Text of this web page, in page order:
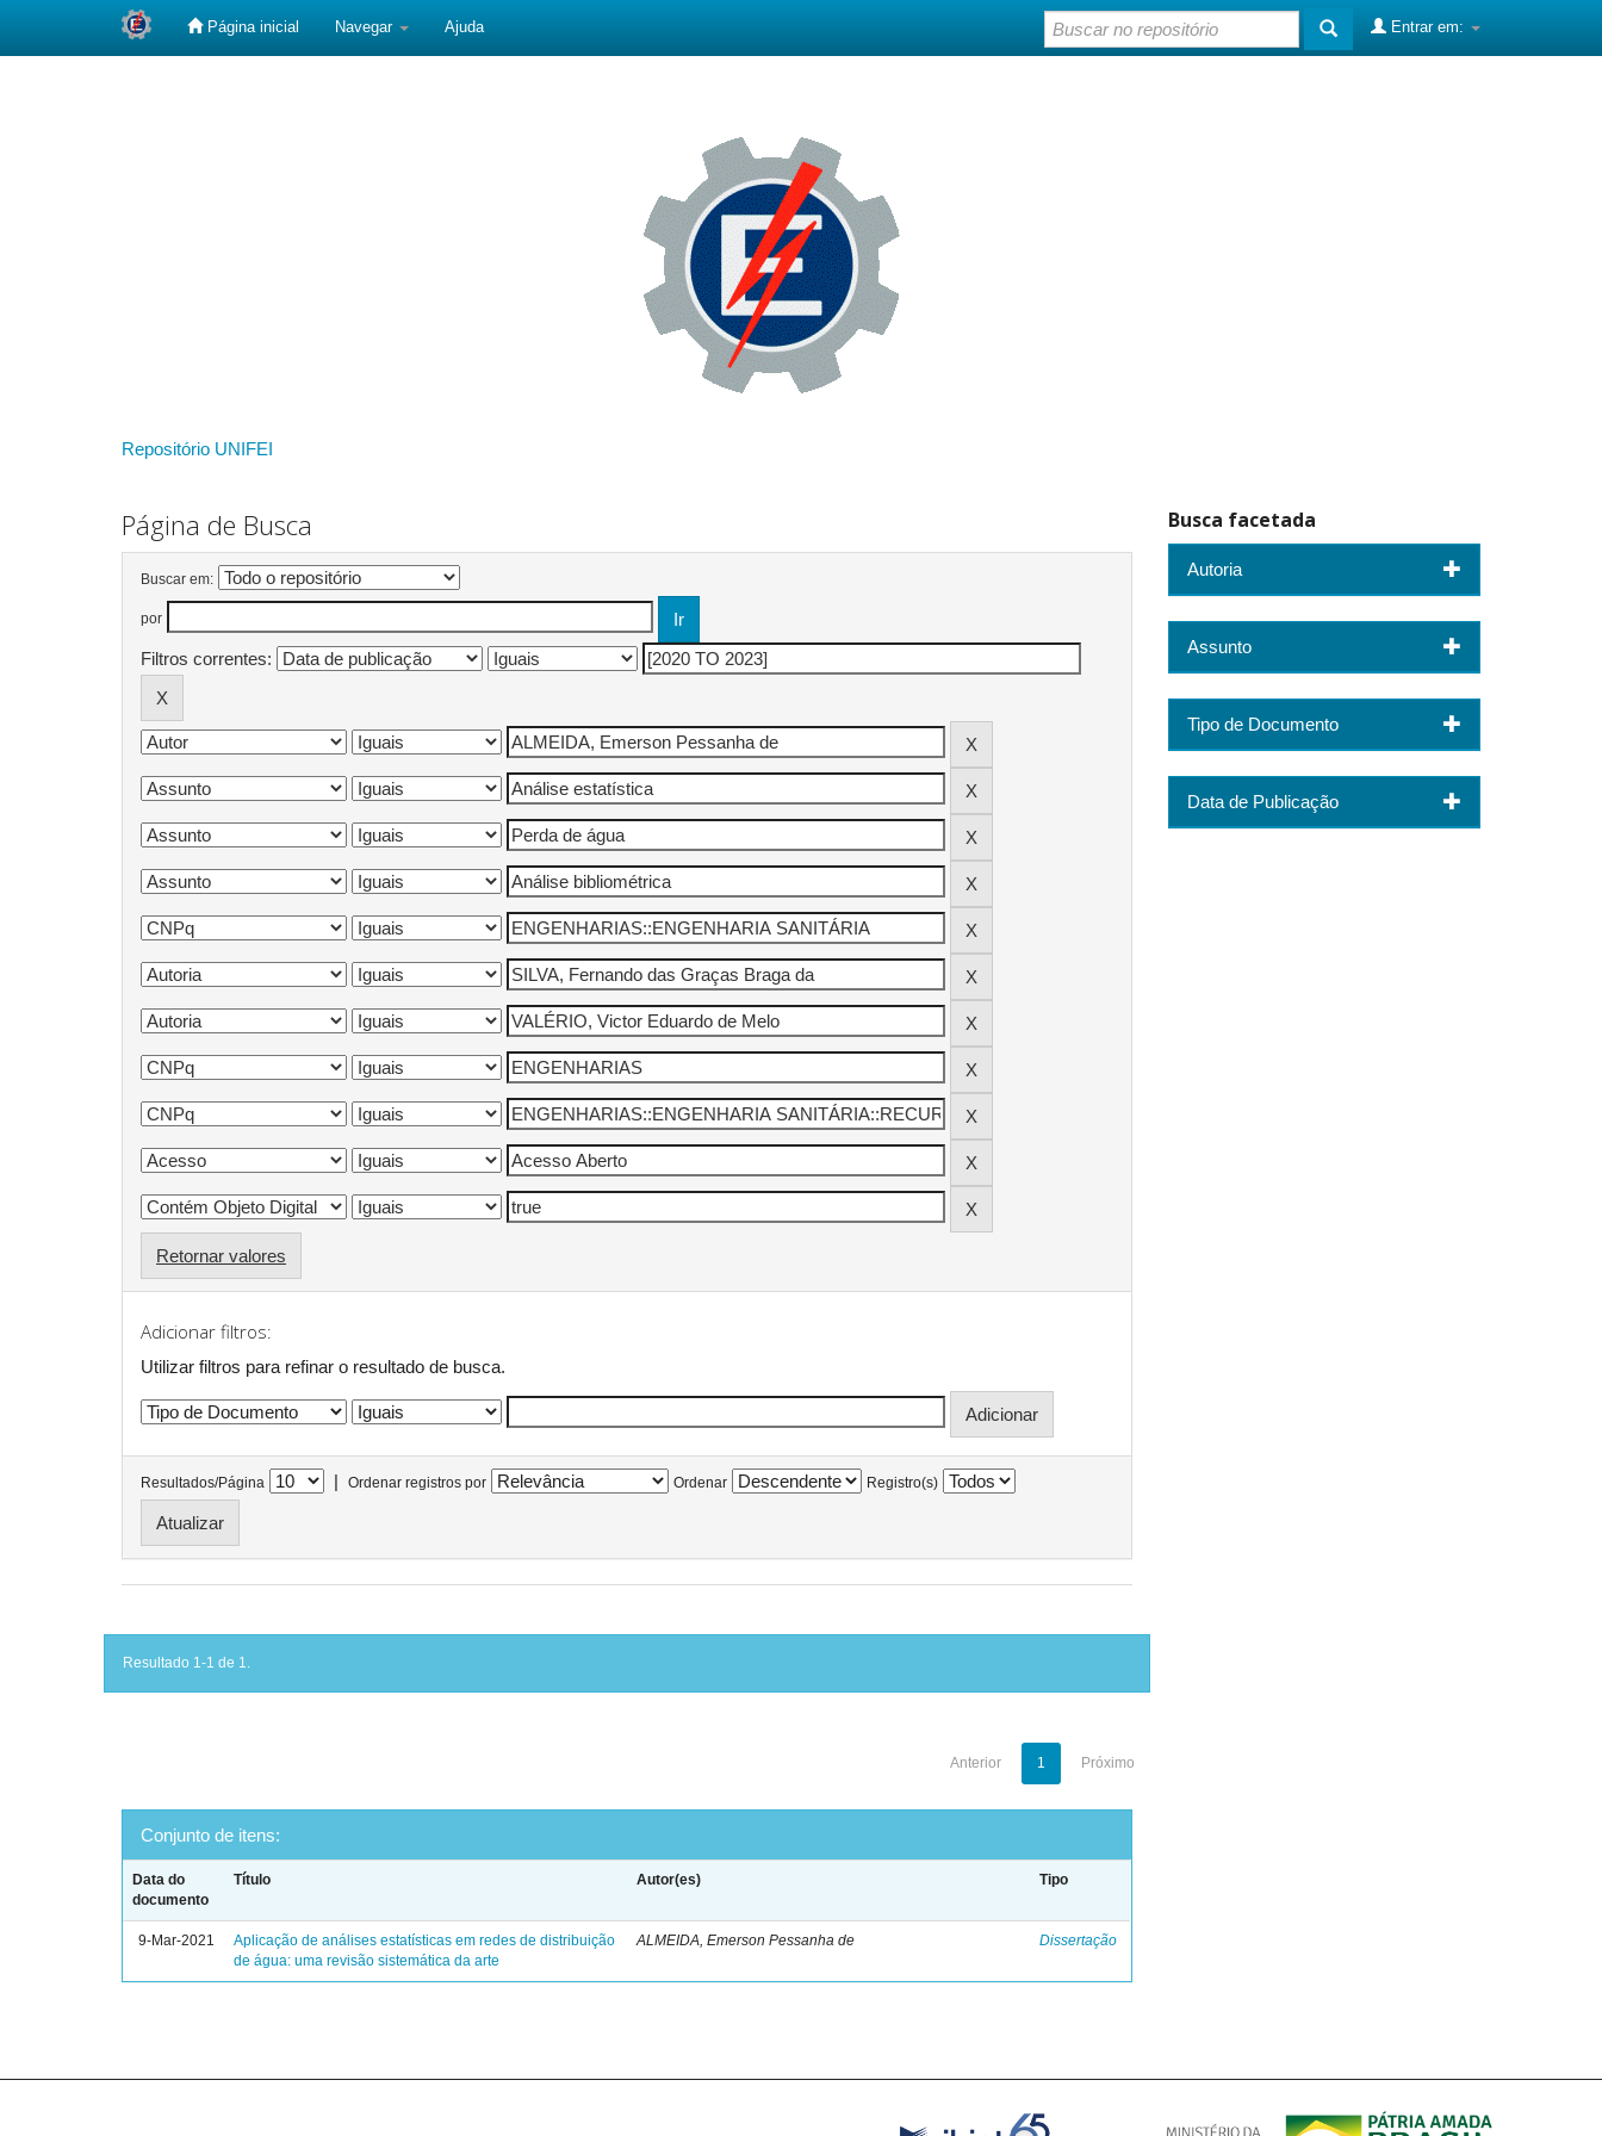
Página inicial Navegar Ajuda Entrar em:
Repositório UNIFEI
Página de Busca
Buscar em:
por
Filtros correntes:
Retornar valores
Adicionar filtros:
Utilizar filtros para refinar o resultado de busca.
Resultados/Página | Ordenar registros por Ordenar Registro(s)
Resultado 1-1 de 1.
Anterior 1 Próximo
Conjunto de itens:
Data do
documento
Título Autor(es) Tipo
9-Mar-2021
Aplicação de análises estatísticas em redes de distribuição
de água: uma revisão sistemática da arte
ALMEIDA, Emerson Pessanha de Dissertação
Busca facetada
Autoria
Assunto
Tipo de Documento
Data de Publicação